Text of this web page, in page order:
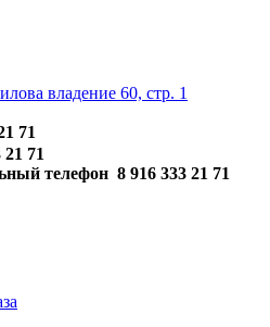
владение 60, стр. 1
71
21 71
8 916 333 21 71